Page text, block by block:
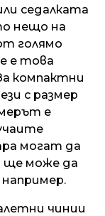
седалката
нещо на
голямо
е това
компактни
с размер
е
могат да
ще може да
чинии